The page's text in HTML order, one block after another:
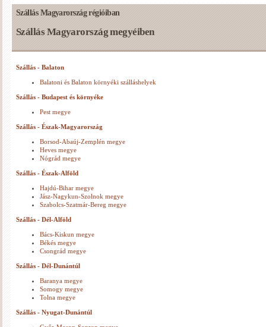
Szállás Magyarország régióiban
Szállás Magyarország megyéiben
Szállás - Balaton
Balatoni és Balaton környéki szálláshelyek
Szállás - Budapest és környéke
Pest megye
Szállás - Észak-Magyarország
Borsod-Abaúj-Zemplén megye
Heves megye
Nógrád megye
Szállás - Észak-Alföld
Hajdú-Bihar megye
Jász-Nagykun-Szolnok megye
Szabolcs-Szatmár-Bereg megye
Szállás - Dél-Alföld
Bács-Kiskun megye
Békés megye
Csongrád megye
Szállás - Dél-Dunántúl
Baranya megye
Somogy megye
Tolna megye
Szállás - Nyugat-Dunántúl